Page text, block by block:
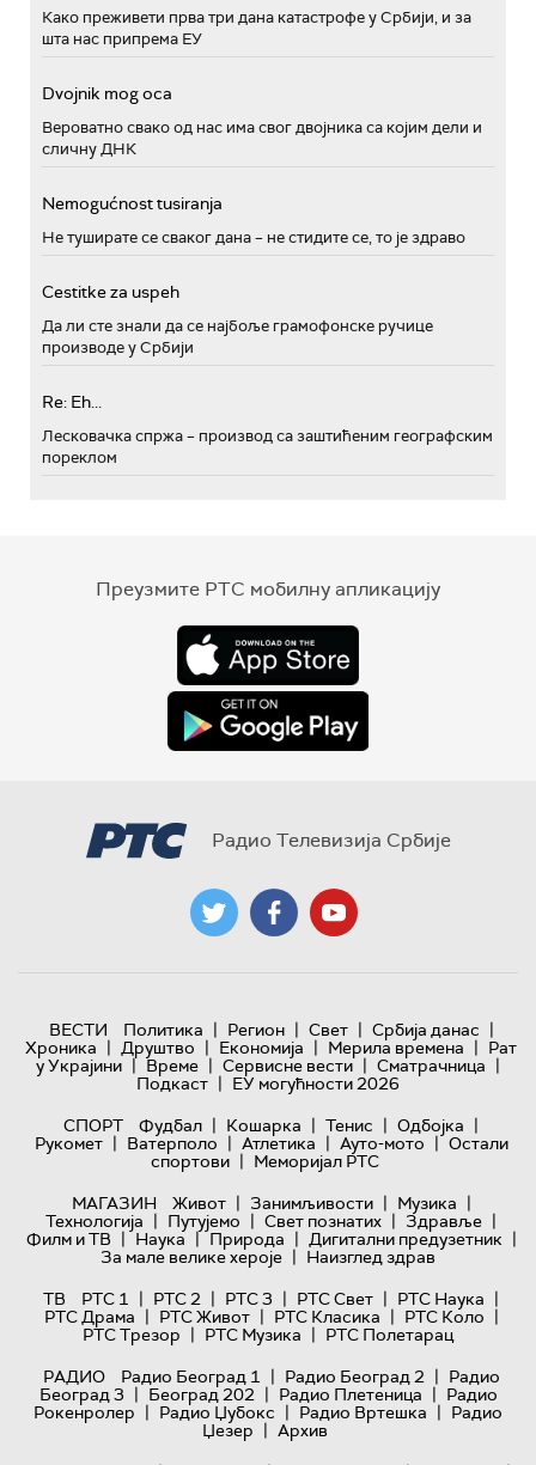
Како преживети прва три дана катастрофе у Србији, и за
шта нас припрема ЕУ
Dvojnik mog oca
Вероватно свако од нас има свог двојника са којим дели и
сличну ДНК
Nemogućnost tusiranja
Не туширате се сваког дана – не стидите се, то је здраво
Cestitke za uspeh
Да ли сте знали да се најбоље грамофонске ручице
производе у Србији
Re: Eh...
Лесковачка спржа – производ са заштићеним географским
пореклом
Преузмите РТС мобилну апликацију
Радио Телевизија Србије
ВЕСТИ Политика | Регион | Свет | Србија данас |
Хроника | Друштво | Економија | Мерила времена | Рат
у Украјини | Време | Сервисне вести | Сматрачница |
Подкаст | ЕУ могућности 2026
СПОРТ
Фудбал | Кошарка | Тенис | Одбојка |
Рукомет | Ватерполо | Атлетика | Ауто-мото | Остали
спортови | Меморијал РТС
МАГАЗИН
Живот | Занимљивости | Музика |
Технологијa | Путујемо | Свет познатих | Здравље |
Филм и ТВ | Наука | Природа | Дигитални предузетник |
За мале велике хероје | Наизглед здрав
ТВ
РТС 1 | РТС 2 | РТС 3 | РТС Свет | РТС Наука |
РТС Драма | РТС Живот | РТС Класика | РТС Коло |
РТС Трезор | РТС Музика | РТС Полетарац
РАДИО
Радио Београд 1 | Радио Београд 2 | Радио
Београд 3 | Београд 202 | Радио Плетеница | Радио
Рокенролер | Радио Џубокс | Радио Вртешка | Радио
Џезер | Архив